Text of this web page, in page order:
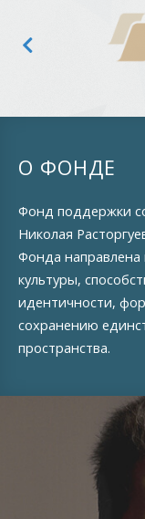
О ФОНДЕ
Фонд поддержки
Николая
Фонда направлена
культуры,
идентичности,
сохранению
пространства.